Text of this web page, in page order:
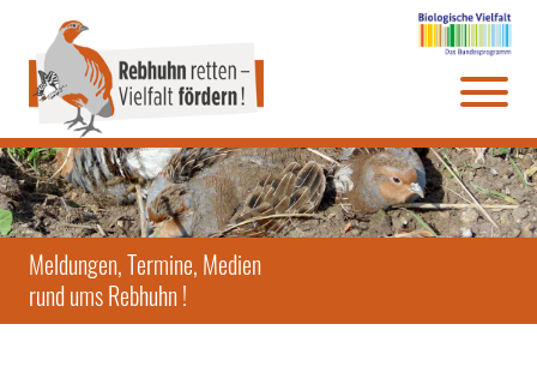
Direkt
zum
Seiteninhalt
Zum
Hauptmenü
Zum
Infomenü
Zur
Website-
Suche
Meldungen, Termine, Medien
rund ums Rebhuhn !